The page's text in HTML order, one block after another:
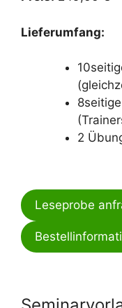
Lieferumfang:
2
Leseprobe